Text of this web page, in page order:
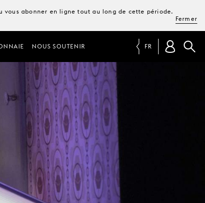
vous abonner en ligne tout au long de cette période.
Fermer
NOUS SOUTENIR FR